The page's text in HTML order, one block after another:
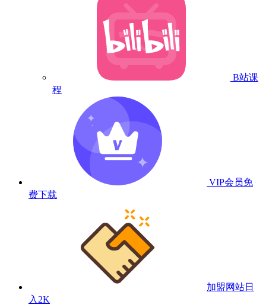
B站课
程
VIP会员免
费下载
加盟网站日
入2K